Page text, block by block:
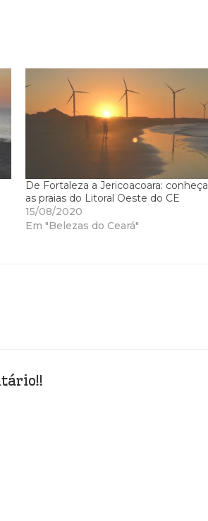
De Fortaleza a Jericoacoara: conheça
as praias do Litoral Oeste do CE
15/08/2020
Em "Belezas do Ceará"